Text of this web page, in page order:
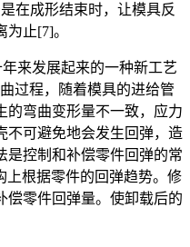
在成形结束时，让模具反
止[7]。
来发展起来的一种新工艺
过程，随着模具的进给管
的弯曲变形量不一致，应力
不可避免地会发生回弹，造
是控制和补偿零件回弹的常
上根据零件的回弹趋势。修
偿零件回弹量。使卸载后的